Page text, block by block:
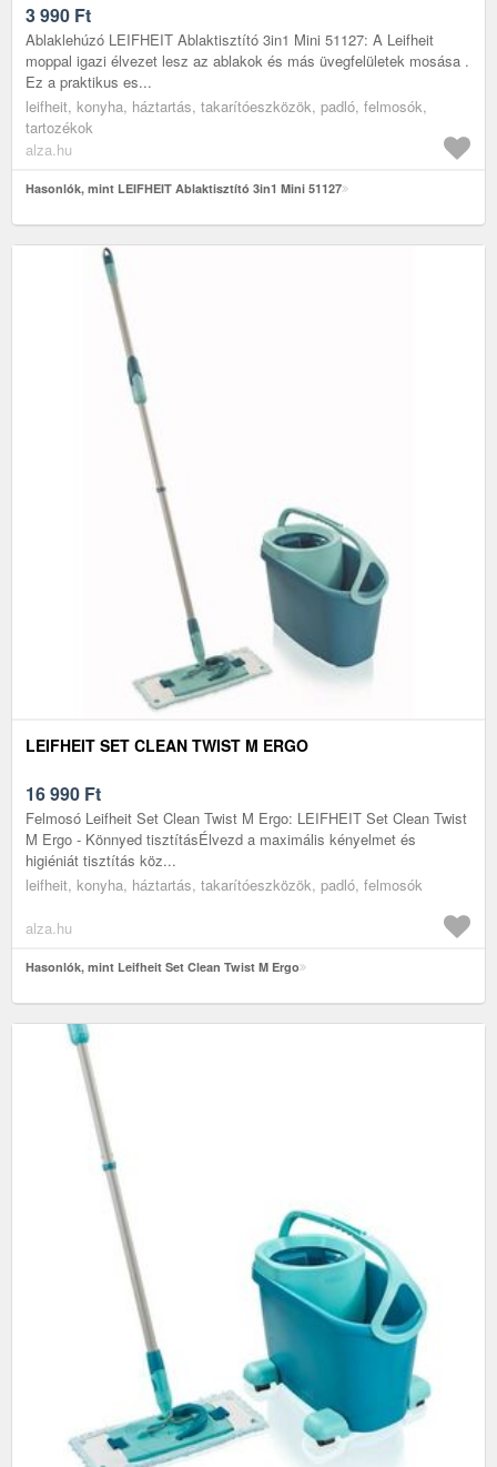
3 990 Ft
Ablaklehúzó LEIFHEIT Ablaktisztító 3in1 Mini 51127: A Leifheit
moppal igazi élvezet lesz az ablakok és más üvegfelületek mosása .
Ez a praktikus es...
leifheit, konyha, háztartás, takarítóeszközök, padló, felmosók,
tartozékok
alza.hu
Hasonlók, mint LEIFHEIT Ablaktisztító 3in1 Mini 51127
LEIFHEIT SET CLEAN TWIST M ERGO
16 990 Ft
Felmosó Leifheit Set Clean Twist M Ergo: LEIFHEIT Set Clean Twist
M Ergo - Könnyed tisztításÉlvezd a maximális kényelmet és
higiéniát tisztítás köz...
leifheit, konyha, háztartás, takarítóeszközök, padló, felmosók
alza.hu
Hasonlók, mint Leifheit Set Clean Twist M Ergo